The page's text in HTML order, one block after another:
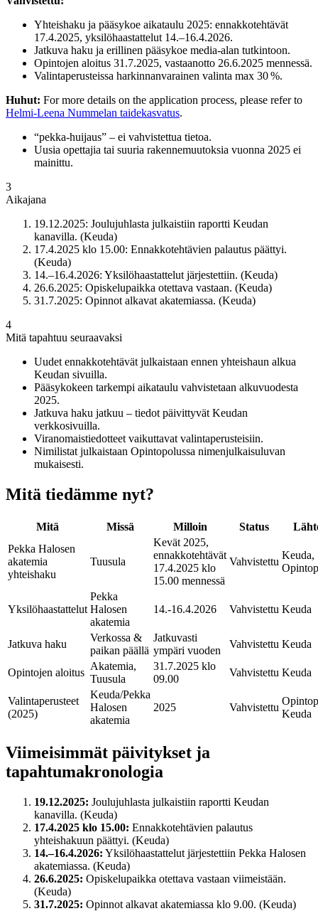
Yhteishaku ja pääsykoe aikataulu 2025: ennakkotehtävät
17.4.2025, yksilöhaastattelut 14.–16.4.2026.
Jatkuva haku ja erillinen pääsykoe media-alan tutkintoon.
Opintojen aloitus 31.7.2025, vastaanotto 26.6.2025 mennessä.
Valintaperusteissa harkinnanvarainen valinta max 30 %.
Huhut: For more details on the application process, please refer to
Helmi-Leena Nummelan taidekasvatus.
“pekka-huijaus” – ei vahvistettua tietoa.
Uusia opettajia tai suuria rakennemuutoksia vuonna 2025 ei
mainittu.
3
Aikajana
19.12.2025: Joulujuhlasta julkaistiin raportti Keudan
kanavilla. (Keuda)
17.4.2025 klo 15.00: Ennakkotehtävien palautus päättyi.
(Keuda)
14.–16.4.2026: Yksilöhaastattelut järjestettiin. (Keuda)
26.6.2025: Opiskelupaikka otettava vastaan. (Keuda)
31.7.2025: Opinnot alkavat akatemiassa. (Keuda)
4
Mitä tapahtuu seuraavaksi
Uudet ennakkotehtävät julkaistaan ennen yhteishaun alkua
Keudan sivuilla.
Pääsykokeen tarkempi aikataulu vahvistetaan alkuvuodesta
2025.
Jatkuva haku jatkuu – tiedot päivittyvät Keudan
verkkosivuilla.
Viranomaistiedotteet vaikuttavat valintaperusteisiin.
Nimilistat julkaistaan Opintopolussa nimenjulkaisuluvan
mukaisesti.
Mitä tiedämme nyt?
Mitä Missä Milloin Status
Pekka Halosen
akatemia
yhteishaku
Tuusula
Kevät 2025,
ennakkotehtävät
17.4.2025 klo
15.00 mennessä
Vahvistettu
Keuda,
Yksilöhaastattelut
Pekka
Halosen
akatemia
14.-16.4.2026 Vahvistettu Keuda
Jatkuva haku
Verkossa &
paikan päällä
Jatkuvasti
ympäri vuoden
Vahvistettu Keuda
Opintojen aloitus
Akatemia,
Tuusula
31.7.2025 klo
09.00
Vahvistettu Keuda
Valintaperusteet
(2025)
Keuda/Pekka
Halosen
akatemia
2025 Vahvistettu
Keuda
Viimeisimmät päivitykset ja
tapahtumakronologia
19.12.2025: Joulujuhlasta julkaistiin raportti Keudan
kanavilla. (Keuda)
17.4.2025 klo 15.00: Ennakkotehtävien palautus
yhteishakuun päättyi. (Keuda)
14.–16.4.2026: Yksilöhaastattelut järjestettiin Pekka Halosen
akatemiassa. (Keuda)
26.6.2025: Opiskelupaikka otettava vastaan viimeistään.
(Keuda)
31.7.2025: Opinnot alkavat akatemiassa klo 9.00. (Keuda)